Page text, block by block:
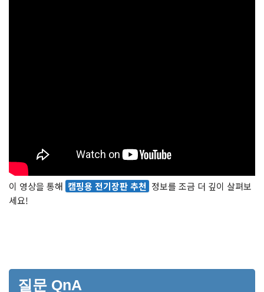
이 영상을 통해 캠핑용 전기장판 추천 정보를 조금 더 깊이 살펴보
세요!
질문 QnA